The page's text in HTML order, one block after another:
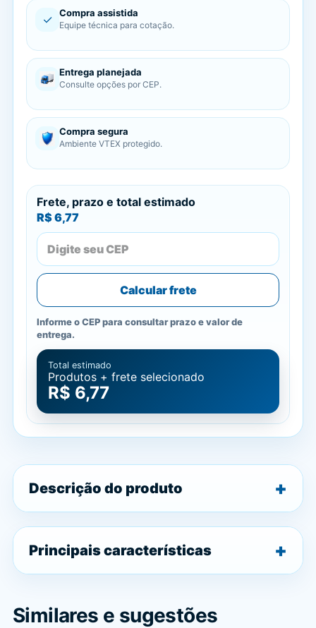
✓ Compra assistida
Equipe técnica para cotação.
Entrega planejada
Consulte opções por CEP.
Compra segura
Ambiente VTEX protegido.
Frete, prazo e total estimado
R$ 6,77
Calcular frete
Informe o CEP para consultar prazo e valor de
entrega.
Total estimado
Produtos + frete selecionado
R$ 6,77
Descrição do produto
Principais características
Similares e sugestões